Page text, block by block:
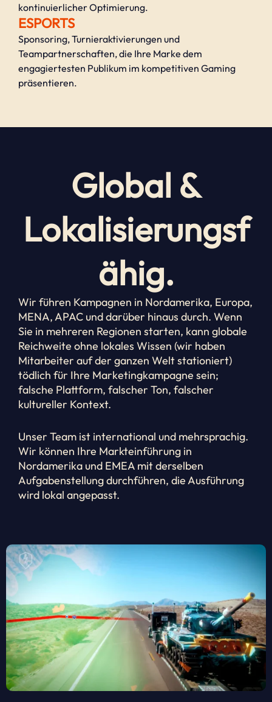
kontinuierlicher Optimierung.
ESPORTS
Sponsoring, Turnieraktivierungen und
Teampartnerschaften, die Ihre Marke dem
engagiertesten Publikum im kompetitiven Gaming
präsentieren.
Global &
Lokalisierungsf
ähig.
Wir führen Kampagnen in Nordamerika, Europa,
MENA, APAC und darüber hinaus durch. Wenn
Sie in mehreren Regionen starten, kann globale
Reichweite ohne lokales Wissen (wir haben
Mitarbeiter auf der ganzen Welt stationiert)
tödlich für Ihre Marketingkampagne sein;
falsche Plattform, falscher Ton, falscher
kultureller Kontext.
Unser Team ist international und mehrsprachig.
Wir können Ihre Markteinführung in
Nordamerika und EMEA mit derselben
Aufgabenstellung durchführen, die Ausführung
wird lokal angepasst.